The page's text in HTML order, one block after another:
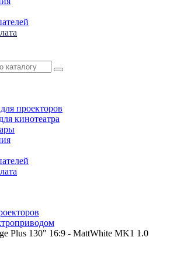
проекторов
кинотеатра
Plus 130" 16:9 - MattWhite MK1 1.0